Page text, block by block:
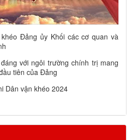
Đảng ủy Khối các cơ quan và
với ngôi trường chính trị mang
tiên của Đảng
Dân vận khéo 2024